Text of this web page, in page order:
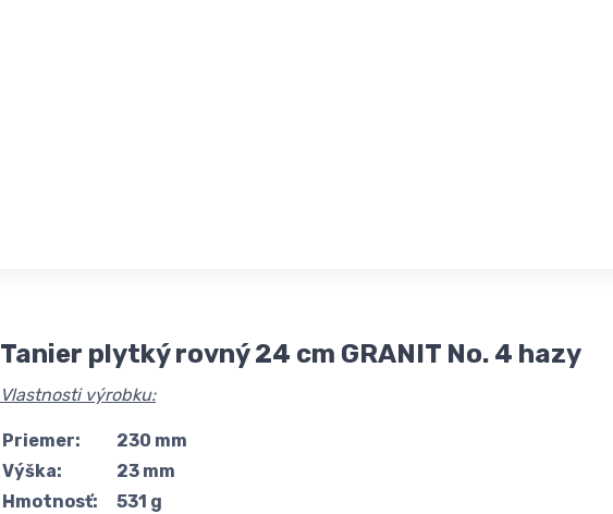
Tanier plytký rovný 24 cm GRANIT No. 4 hazy
Vlastnosti výrobku:
Priemer:
230 mm
Výška:
23 mm
Hmotnosť:
531 g